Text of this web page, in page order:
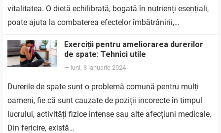
vitalitatea. O dietă echilibrată, bogată în nutrienți esențiali,
poate ajuta la combaterea efectelor îmbătrânirii,…
Exerciții pentru ameliorarea durerilor
de spate: Tehnici utile
— luni, 8 ianuarie 2024
Durerile de spate sunt o problemă comună pentru mulți
oameni, fie că sunt cauzate de poziții incorecte în timpul
lucrului, activități fizice intense sau alte afecțiuni medicale.
Din fericire, există…